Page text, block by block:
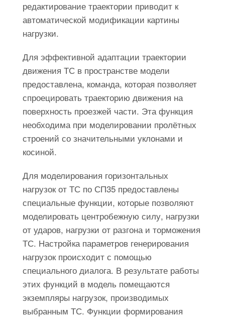
редактирование траектории приводит к
автоматической модификации картины
нагрузки.
Для эффективной адаптации траектории
движения ТС в пространстве модели
предоставлена, команда, которая позволяет
спроецировать траекторию движения на
поверхность проезжей части. Эта функция
необходима при моделировании пролётных
строений со значительными уклонами и
косиной.
Для моделирования горизонтальных
нагрузок от ТС по СП35 предоставлены
специальные функции, которые позволяют
моделировать центробежную силу, нагрузки
от ударов, нагрузки от разгона и торможения
ТС. Настройка параметров генерирования
нагрузок происходит с помощью
специального диалога. В результате работы
этих функций в модель помещаются
экземпляры нагрузок, производимых
выбранным ТС. Функции формирования